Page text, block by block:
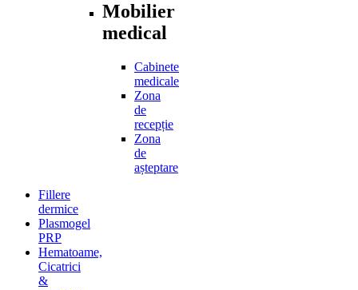
Mobilier
medical
Cabinete
medicale
Zona
de
recepție
Zona
de
așteptare
Fillere
dermice
Plasmogel
PRP
Hematoame,
Cicatrici
&